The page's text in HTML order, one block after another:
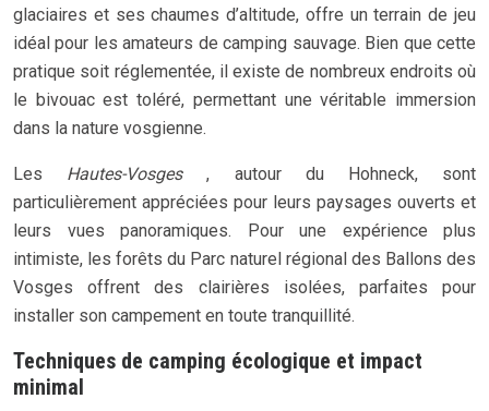
glaciaires et ses chaumes d’altitude, offre un terrain de jeu
idéal pour les amateurs de camping sauvage. Bien que cette
pratique soit réglementée, il existe de nombreux endroits où
le bivouac est toléré, permettant une véritable immersion
dans la nature vosgienne.
Les Hautes-Vosges, autour du Hohneck, sont
particulièrement appréciées pour leurs paysages ouverts et
leurs vues panoramiques. Pour une expérience plus
intimiste, les forêts du Parc naturel régional des Ballons des
Vosges offrent des clairières isolées, parfaites pour
installer son campement en toute tranquillité.
Techniques de camping écologique et impact
minimal